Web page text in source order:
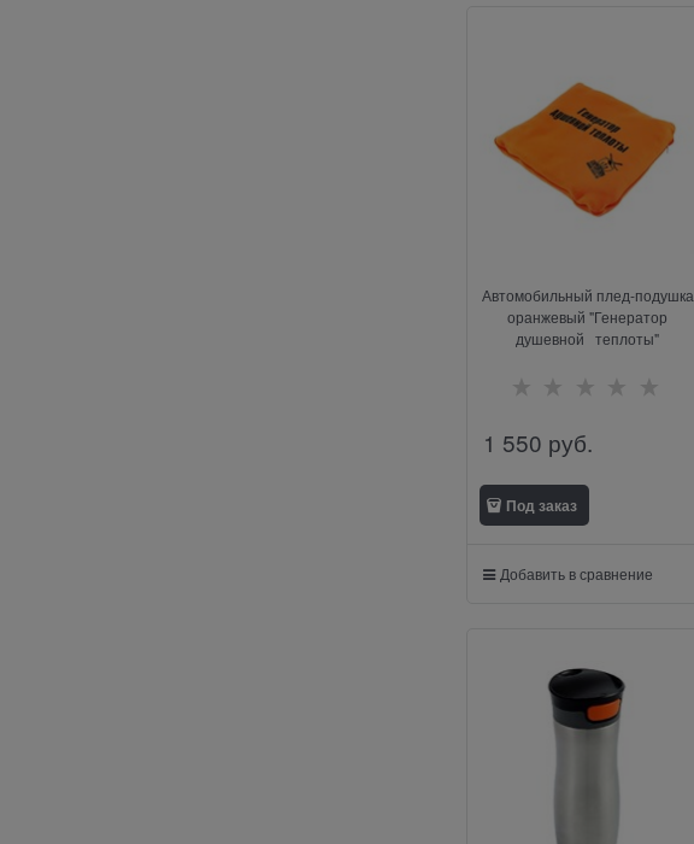
Автомобильный плед-подушка
оранжевый "Генератор
душевной теплоты"
1 550 руб.
Под заказ
Добавить в сравнение